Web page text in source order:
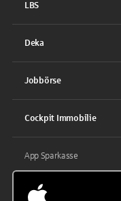
LBS
Deka
Jobbörse
Cockpit Immobilie
App Sparkasse